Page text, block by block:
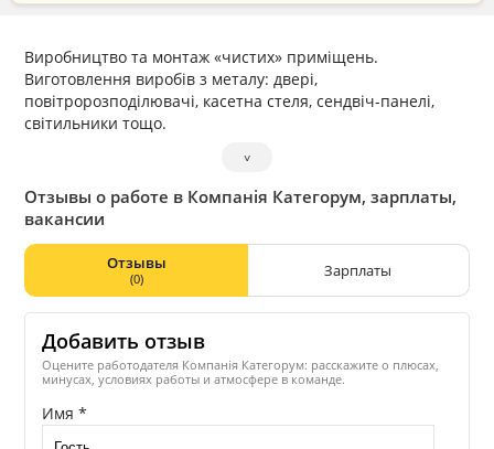
Виробництво та монтаж «чистих» приміщень.
Виготовлення виробів з металу: двері,
повітророзподілювачі, касетна стеля, сендвіч-панелі,
світильники тощо.
˅
Отзывы о работе в Компанія Категорум, зарплаты,
вакансии
Отзывы
(0) Зарплаты
Добавить отзыв
Оцените работодателя Компанія Категорум: расскажите о плюсах,
минусах, условиях работы и атмосфере в команде.
Имя *